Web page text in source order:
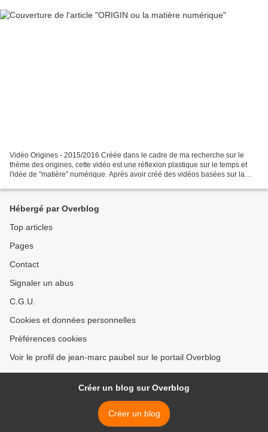
Vidéo Origines - 2015/2016 Créée dans le cadre de ma recherche sur le
thème des origines, cette vidéo est une réflexion plastique sur le temps et
l'idée de "matière" numérique. Après avoir créé des vidéos basées sur la
Hébergé par Overblog
Top articles
Pages
Contact
Signaler un abus
C.G.U.
Cookies et données personnelles
Préférences cookies
Voir le profil de jean-marc paubel sur le portail Overblog
Créer un blog sur Overblog
Créer un blog